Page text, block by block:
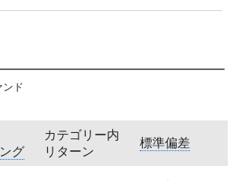
ンド
グ
カテゴリー内
リターン
標準偏差